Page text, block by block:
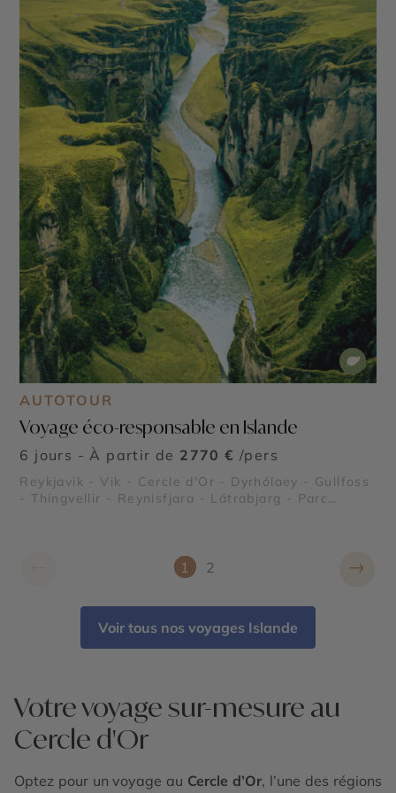
AUTOTOUR
Voyage éco-responsable en Islande
6 jours - À partir de 2770 € /pers
Reykjavik - Vik - Cercle d'Or - Dyrhólaey - Gullfoss
- Thingvellir - Reynisfjara - Látrabjarg - Parc
1 2 →
Voir tous nos voyages Islande
Votre voyage sur-mesure au
Cercle d'Or
Optez pour un voyage au Cercle d’Or, l’une des régions